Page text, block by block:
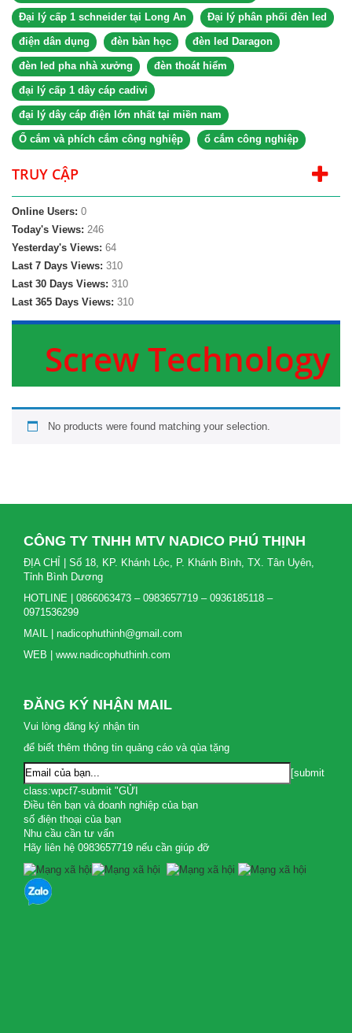
Đại lý cấp 1 schneider tại Long An Đại lý phân phối đèn led
điện dân dụng đèn bàn học đèn led Daragon
đèn led pha nhà xưởng đèn thoát hiểm
đại lý cấp 1 dây cáp cadivi
đại lý dây cáp điện lớn nhất tại miền nam
Ổ cắm và phích cắm công nghiệp ổ cắm công nghiệp
TRUY CẬP
Online Users: 0
Today's Views: 246
Yesterday's Views: 64
Last 7 Days Views: 310
Last 30 Days Views: 310
Last 365 Days Views: 310
Screw Technology
No products were found matching your selection.
CÔNG TY TNHH MTV NADICO PHÚ THỊNH
ĐỊA CHỈ | Số 18, KP. Khánh Lộc, P. Khánh Bình, TX. Tân Uyên,
Tỉnh Bình Dương
HOTLINE | 0866063473 – 0983657719 – 0936185118 –
0971536299
MAIL | nadicophuthinh@gmail.com
WEB | www.nadicophuthinh.com
ĐĂNG KÝ NHẬN MAIL
Vui lòng đăng ký nhận tin
để biết thêm thông tin quảng cáo và qùa tặng
[submit
class:wpcf7-submit "GỬI
Điều tên bạn và doanh nghiệp của bạn
số điện thoại của bạn
Nhu cầu cần tư vấn
Hãy liên hệ 0983657719 nếu cần giúp đỡ